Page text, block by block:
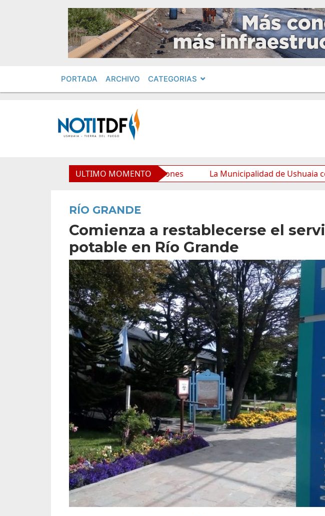
PORTADA ARCHIVO CATEGORIAS
ULTIMO MOMENTO
Municipal y mejora sus prestaciones La Municipalidad de Ushuaia continúa
RÍO GRANDE
Comienza a restablecerse el
potable en Río Grande